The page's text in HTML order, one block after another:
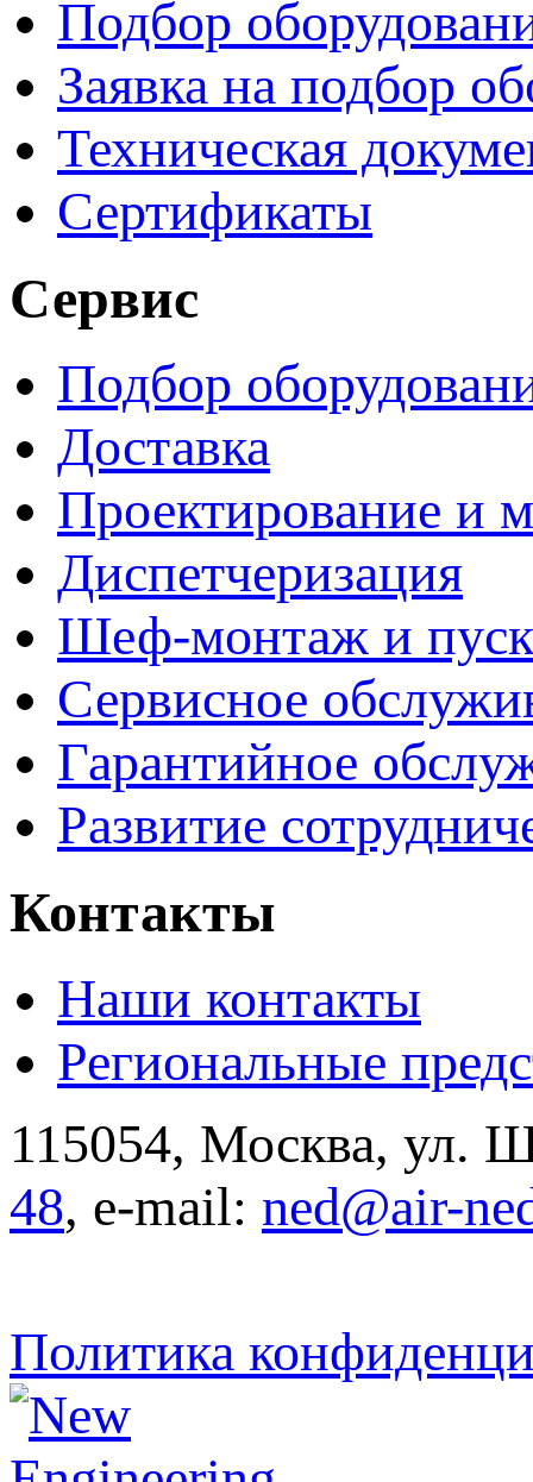
Подбор
Заявка на подбор
Техническая
Сертификаты
Сервис
Подбор
Доставка
Проектирование и
Диспетчеризация
Шеф-монтаж и
Сервисное
Гарантийное
Развитие
Контакты
Наши контакты
Региональные
115054, Москва, ул.
48, e-mail: ned@air-
Политика